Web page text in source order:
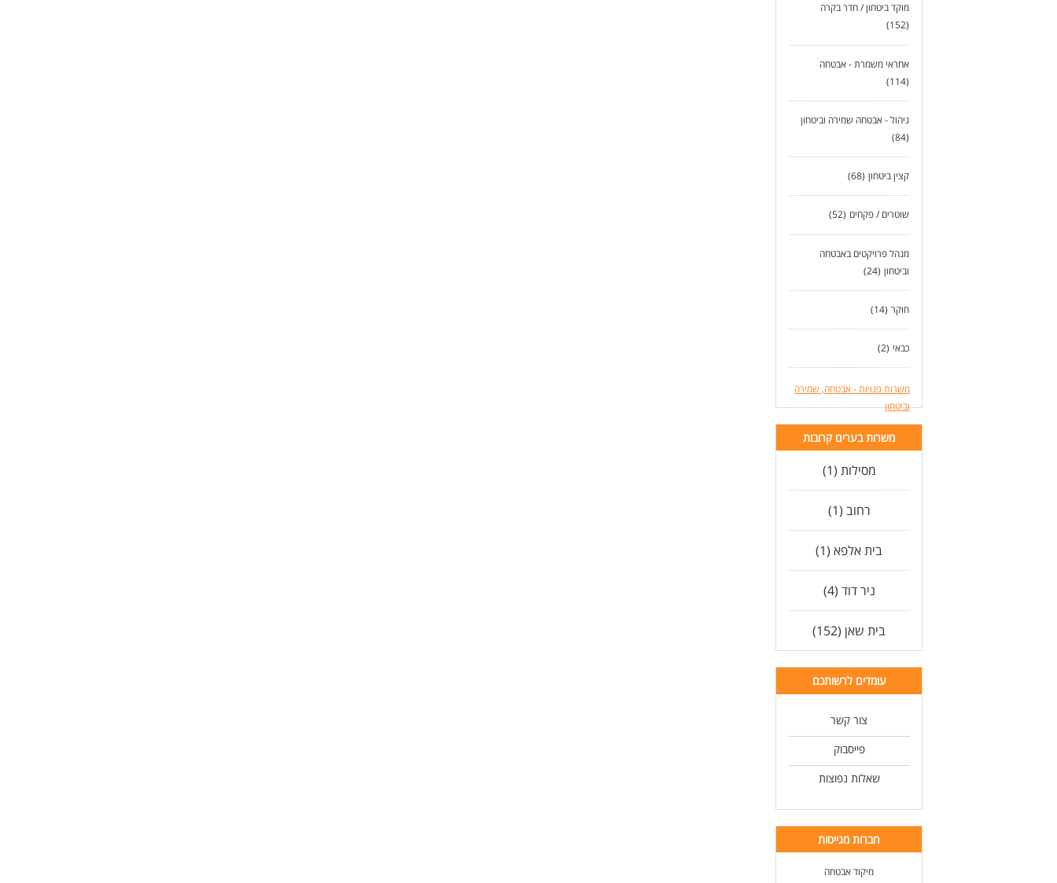
מוקד ביטחון / חדר בקרה
(152)
אחראי משמרת - אבטחה
(114)
ניהול - אבטחה שמירה וביטחון
(84)
קצין ביטחון (68)
שוטרים / פקחים (52)
מנהל פרויקטים באבטחה
וביטחון (24)
חוקר (14)
כבאי (2)
משרות פנויות - אבטחה, שמירה
וביטחון
משרות בערים קרובות
מסילות (1)
רחוב (1)
בית אלפא (1)
ניר דוד (4)
בית שאן (152)
עומדים לרשותכם
צור קשר
פייסבוק
שאלות נפוצות
חברות מגייסות
מיקוד אבטחה